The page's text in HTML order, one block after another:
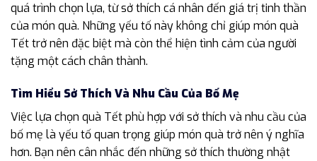
quá trình chọn lựa, từ sở thích cá nhân đến giá trị tinh thần
của món quà. Những yếu tố này không chỉ giúp món quà
Tết trở nên đặc biệt mà còn thể hiện tình cảm của người
tặng một cách chân thành.
Tìm Hiểu Sở Thích Và Nhu Cầu Của Bố Mẹ
Việc lựa chọn quà Tết phù hợp với sở thích và nhu cầu của
bố mẹ là yếu tố quan trọng giúp món quà trở nên ý nghĩa
hơn. Bạn nên cân nhắc đến những sở thích thường nhật